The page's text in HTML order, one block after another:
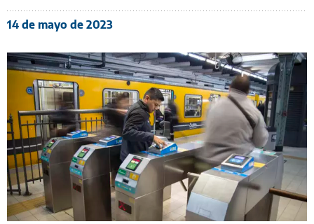
14 de mayo de 2023